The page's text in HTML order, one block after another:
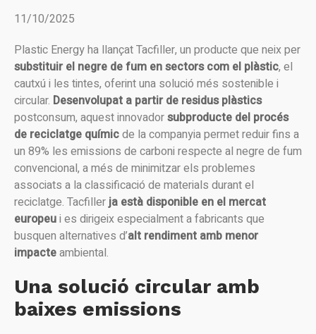
11/10/2025
Plastic Energy ha llançat Tacfiller, un producte que neix per
substituir el negre de fum en sectors com el plàstic, el
cautxú i les tintes, oferint una solució més sostenible i
circular. Desenvolupat a partir de residus plàstics
postconsum, aquest innovadorsubproducte del procés
de reciclatge químicde la companyia permet reduir fins a
un 89% les emissions de carboni respecte al negre de fum
convencional, a més de minimitzar els problemes
associats a la classificació de materials durant el
reciclatge. Tacfillerja està disponible en el mercat
europeui es dirigeix especialment a fabricants que
busquen alternatives d’alt rendiment amb menor
impacteambiental.
Una solució circular amb
baixes emissions